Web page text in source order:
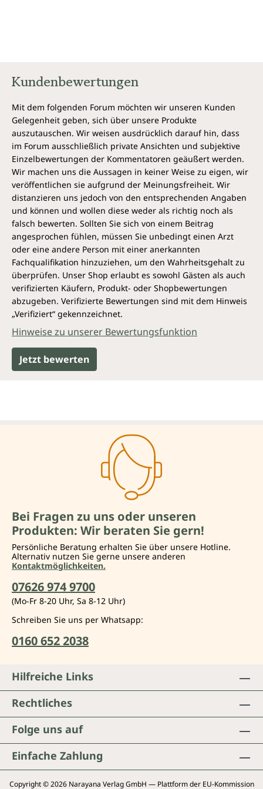
Kundenbewertungen
Mit dem folgenden Forum möchten wir unseren Kunden
Gelegenheit geben, sich über unsere Produkte
auszutauschen. Wir weisen ausdrücklich darauf hin, dass
im Forum ausschließlich private Ansichten und subjektive
Einzelbewertungen der Kommentatoren geäußert werden.
Wir machen uns die Aussagen in keiner Weise zu eigen, wir
veröffentlichen sie aufgrund der Meinungsfreiheit. Wir
distanzieren uns jedoch von den entsprechenden Angaben
und können und wollen diese weder als richtig noch als
falsch bewerten. Sollten Sie sich von einem Beitrag
angesprochen fühlen, müssen Sie unbedingt einen Arzt
oder eine andere Person mit einer anerkannten
Fachqualifikation hinzuziehen, um den Wahrheitsgehalt zu
überprüfen. Unser Shop erlaubt es sowohl Gästen als auch
verifizierten Käufern, Produkt- oder Shopbewertungen
abzugeben. Verifizierte Bewertungen sind mit dem Hinweis
„Verifiziert“ gekennzeichnet.
Hinweise zu unserer Bewertungsfunktion
Jetzt bewerten
Bei Fragen zu uns oder unseren
Produkten: Wir beraten Sie gern!
Persönliche Beratung erhalten Sie über unsere Hotline.
Alternativ nutzen Sie gerne unsere anderen
Kontaktmöglichkeiten.
07626 974 9700
(Mo-Fr 8-20 Uhr, Sa 8-12 Uhr)
Schreiben Sie uns per Whatsapp:
0160 652 2038
Folge uns auf
Einfache Zahlung
Hilfreiche Links
Rechtliches
Copyright © 2026 Narayana Verlag GmbH — Plattform der EU-Kommission